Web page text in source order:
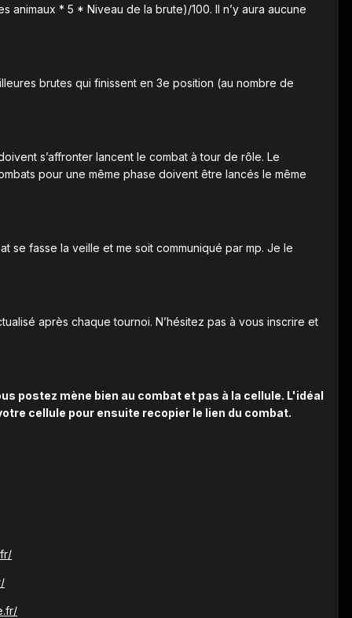
* 5 * Niveau de la brute)/100. Il n’y aura aucune
brutes qui finissent en 3e position (au nombre de
s’affronter lancent le combat à tour de rôle. Le
pour une même phase doivent être lancés le même
se fasse la veille et me soit communiqué par mp. Je le
après chaque tournoi. N’hésitez pas à vous inscrire et
postez mène bien au combat et pas à la cellule. L'idéal
cellule pour ensuite recopier le lien du combat.